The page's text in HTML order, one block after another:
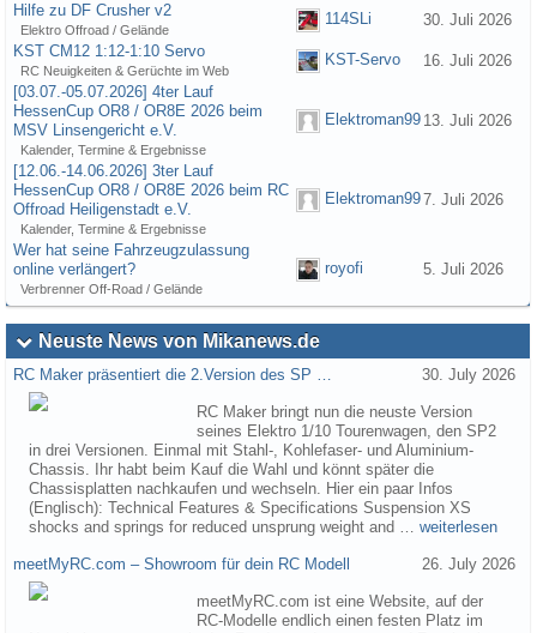
Hilfe zu DF Crusher v2
Elektro Offroad / Gelände
114SLi
30. Juli 2026
KST CM12 1:12-1:10 Servo
RC Neuigkeiten & Gerüchte im Web
KST-Servo
16. Juli 2026
[03.07.-05.07.2026] 4ter Lauf
HessenCup OR8 / OR8E 2026 beim
MSV Linsengericht e.V.
Kalender, Termine & Ergebnisse
Elektroman99 13. Juli 2026
[12.06.-14.06.2026] 3ter Lauf
HessenCup OR8 / OR8E 2026 beim RC
Offroad Heiligenstadt e.V.
Kalender, Termine & Ergebnisse
Elektroman997. Juli 2026
Wer hat seine Fahrzeugzulassung
online verlängert?
Verbrenner Off-Road / Gelände
royofi 5. Juli 2026
Neuste News von Mikanews.de
RC Maker präsentiert die 2.Version des SP … 30. July 2026
RC Maker bringt nun die neuste Version
seines Elektro 1/10 Tourenwagen, den SP2
in drei Versionen. Einmal mit Stahl-, Kohlefaser- und Aluminium-
Chassis. Ihr habt beim Kauf die Wahl und könnt später die
Chassisplatten nachkaufen und wechseln. Hier ein paar Infos
(Englisch): Technical Features & Specifications Suspension XS
shocks and springs for reduced unsprung weight and … weiterlesen
meetMyRC.com – Showroom für dein RC Modell 26. July 2026
meetMyRC.com ist eine Website, auf der
RC-Modelle endlich einen festen Platz im